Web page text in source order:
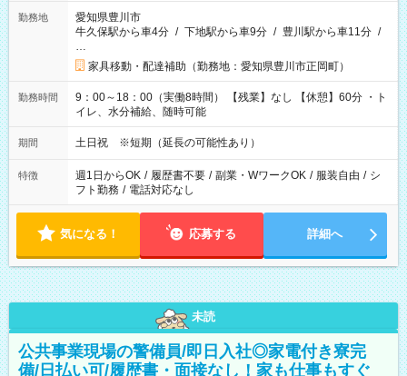
勤務地
愛知県豊川市
牛久保駅から車4分 / 下地駅から車9分 / 豊川駅から車11分 /
…
家具移動・配達補助（勤務地：愛知県豊川市正岡町）
勤務時間
9：00～18：00（実働8時間） 【残業】なし 【休憩】60分 ・ト
イレ、水分補給、随時可能
期間 土日祝 ※短期（延長の可能性あり）
特徴 週1日からOK / 履歴書不要 / 副業・WワークOK / 服装自由 / シ
フト勤務 / 電話対応なし
気になる！ 応募する 詳細へ
未読
公共事業現場の警備員/即日入社◎家電付き寮完
備/日払い可/履歴書・面接なし！家も仕事もすぐ